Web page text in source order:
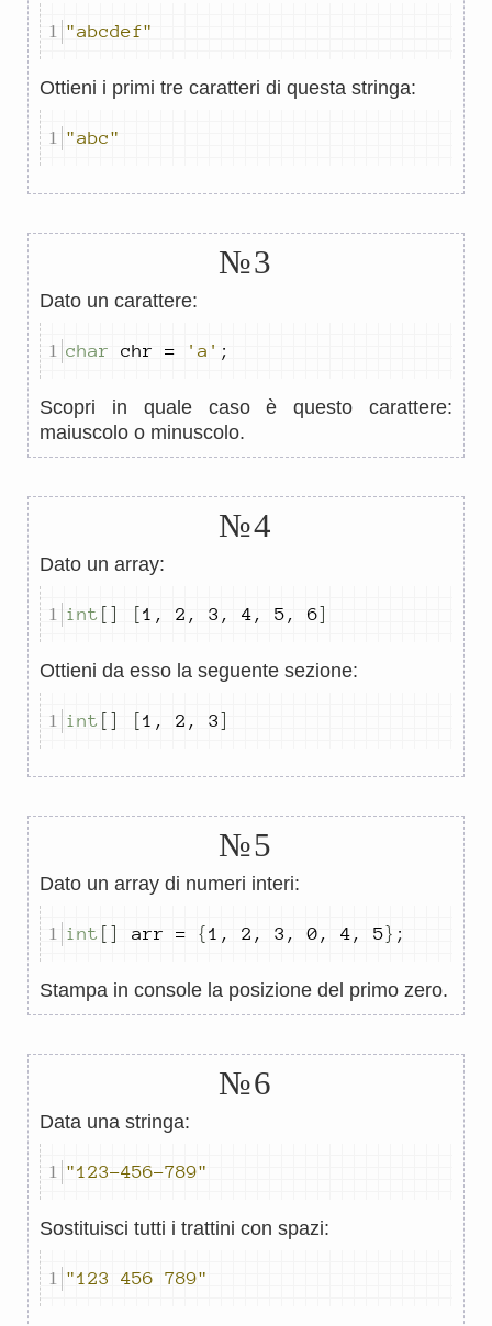
"abcdef"
Ottieni i primi tre caratteri di questa stringa:
"abc"
№3
Dato un carattere:
char chr = 'a' ;
Scopri in quale caso è questo carattere:
maiuscolo o minuscolo.
№4
Dato un array:
int [] [1 , 2 , 3 , 4 , 5 , 6]
Ottieni da esso la seguente sezione:
int [] [1 , 2 , 3]
№5
Dato un array di numeri interi:
int [] arr = {1 , 2 , 3 , 0 , 4 , 5} ;
Stampa in console la posizione del primo zero.
№6
Data una stringa:
"123-456-789"
Sostituisci tutti i trattini con spazi:
"123 456 789"